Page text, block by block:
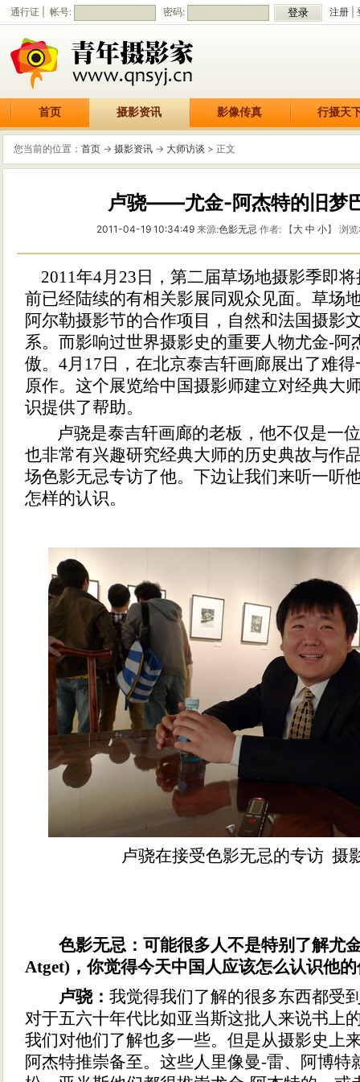
通行证 | 帐号: 密码: 注册
首页 摄影资讯 影像传真 行摄天
您当前的位置： 首页 -> 摄影资讯 -> 大师访谈 > 正文
卢骁——尤金-阿杰特的旧梦
2011-04-19 10:34:49 来源:色影无忌 作者: 【大 中 小】 浏览:
2011年4月23日，第二届草场地摄影季即
前已经陆续的有相关影展同观众见面。草场
阿尔勒摄影节的合作项目，自然和法国摄影
系。而影响过世界摄影史的重要人物尤金-阿
傲。4月17日，在北京泰吉轩画廊展出了难
原作。这个展览给中国摄影师建立对经典大
识提供了帮助。
卢骁是泰吉轩画廊的老板，他不仅是一
也非常有兴趣研究经典大师的历史典故与作
场色影无忌专访了他。下边让我们来听一听
怎样的认识。
卢骁在接受色影无忌的专访 摄
色影无忌：可能很多人不是特别了解尤
Atget)，你觉得今天中国人应该怎么认识他
卢骁： 我觉得我们了解的很多东西都受
对于五六十年代比如亚当斯这批人来说书上
我们对他们了解也多一些。但是从摄影史上
阿杰特推崇备至。这些人里像曼-雷、阿博特